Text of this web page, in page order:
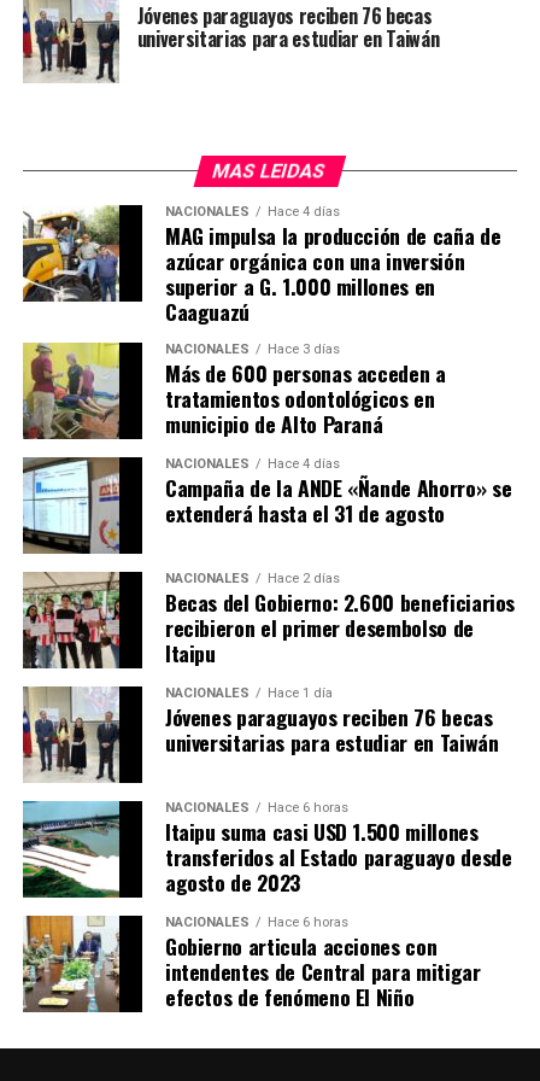
inversión que Blue Tower Ventures Paraguay estaría
dispuesta a realizar en el país, Hernández explicó que
dependerá del tamaño de la planta solar, estimando una
Jóvenes paraguayos reciben 76 becas
universitarias para estudiar en Taiwán
MAS LEIDAS
NACIONALES Hace 4 días
MAG impulsa la producción de caña de
azúcar orgánica con una inversión
superior a G. 1.000 millones en
Caaguazú
NACIONALES Hace 3 días
Más de 600 personas acceden a
tratamientos odontológicos en
municipio de Alto Paraná
NACIONALES Hace 4 días
Campaña de la ANDE «Ñande Ahorro» se
extenderá hasta el 31 de agosto
NACIONALES Hace 2 días
Becas del Gobierno: 2.600 beneficiarios
recibieron el primer desembolso de
Itaipu
NACIONALES Hace 1 día
Jóvenes paraguayos reciben 76 becas
universitarias para estudiar en Taiwán
NACIONALES Hace 6 horas
Itaipu suma casi USD 1.500 millones
transferidos al Estado paraguayo desde
agosto de 2023
NACIONALES Hace 6 horas
Gobierno articula acciones con
intendentes de Central para mitigar
efectos de fenómeno El Niño